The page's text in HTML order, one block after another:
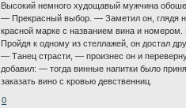
Высокий немного худощавый мужчина
— Прекрасный выбор. — Заметил он, глядя на
красной марке с названием вина и
Пройдя к одному из стеллажей, он достал
— Танец страсти, — произнес он и
добавил: — тогда винные напитки было
заказать вино с кровью девственниц.
0